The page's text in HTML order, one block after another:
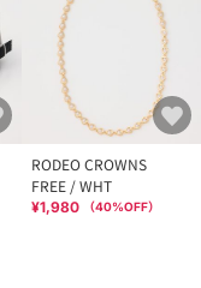
RODEO CROWNS
FREE / WHT
¥1,980 （40%OFF）